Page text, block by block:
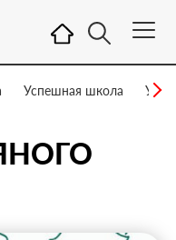
Успешная школа